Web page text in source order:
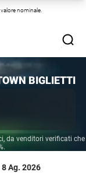
nominale.
BIGLIETTI
da venditori verificati che
Ag. 2026